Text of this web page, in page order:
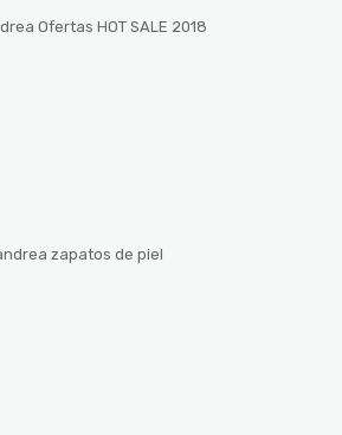
Ofertas HOT SALE 2018
zapatos de piel